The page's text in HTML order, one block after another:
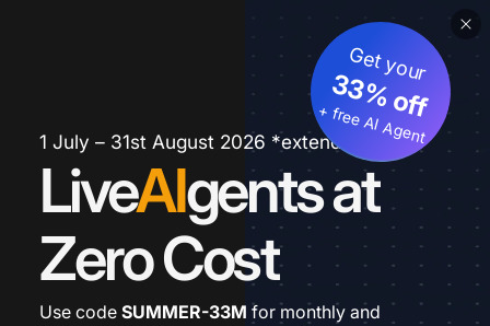
1 July – 31st August 2026 *extended
LiveAIgents at
Zero Cost
Get your
33% off
+ free AI Agent
Use code SUMMER-33M for monthly and